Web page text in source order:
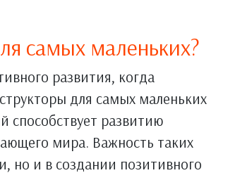
самых маленьких?
развития, когда
для самых маленьких
способствует развитию
мира. Важность таких
но и в создании позитивного